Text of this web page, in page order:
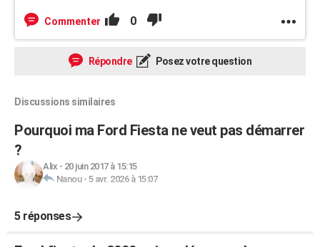
Commenter 0
Répondre Posez votre question
Discussions similaires
Pourquoi ma Ford Fiesta ne veut pas démarrer
?
Alix - 20 juin 2017 à 15:15
Nanou- 5 avr. 2026 à 15:07
5 réponses